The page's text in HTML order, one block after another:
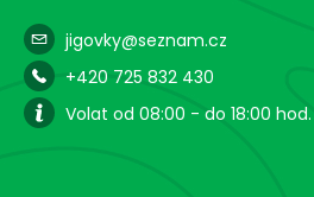
jigovky@seznam.cz
+420 725 832 430
Volat od 08:00 - do 18:00 hod.